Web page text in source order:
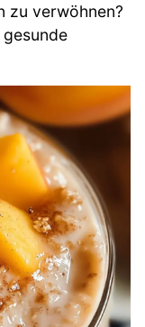
zu verwöhnen?
gesunde